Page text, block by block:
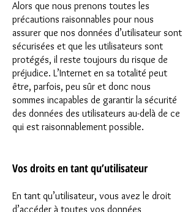
Alors que nous prenons toutes les
précautions raisonnables pour nous
assurer que nos données d’utilisateur sont
sécurisées et que les utilisateurs sont
protégés, il reste toujours du risque de
préjudice. L’Internet en sa totalité peut
être, parfois, peu sûr et donc nous
sommes incapables de garantir la sécurité
des données des utilisateurs au-delà de ce
qui est raisonnablement possible.
Vos droits en tant qu’utilisateur
En tant qu’utilisateur, vous avez le droit
d’accéder à toutes vos données